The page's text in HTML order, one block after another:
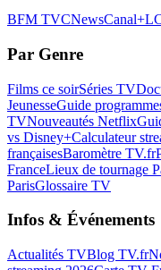
BFM TVCNewsCanal+
Par Genre
Films ce soirSéries TV
JeunesseGuide
TVNouveautés Netflix
vs Disney+Calculateur
françaisesBaromètre TV.fr
FranceLieux de tournage
ParisGlossaire TV
Infos & Événements
Actualités TVBlog TV.fr